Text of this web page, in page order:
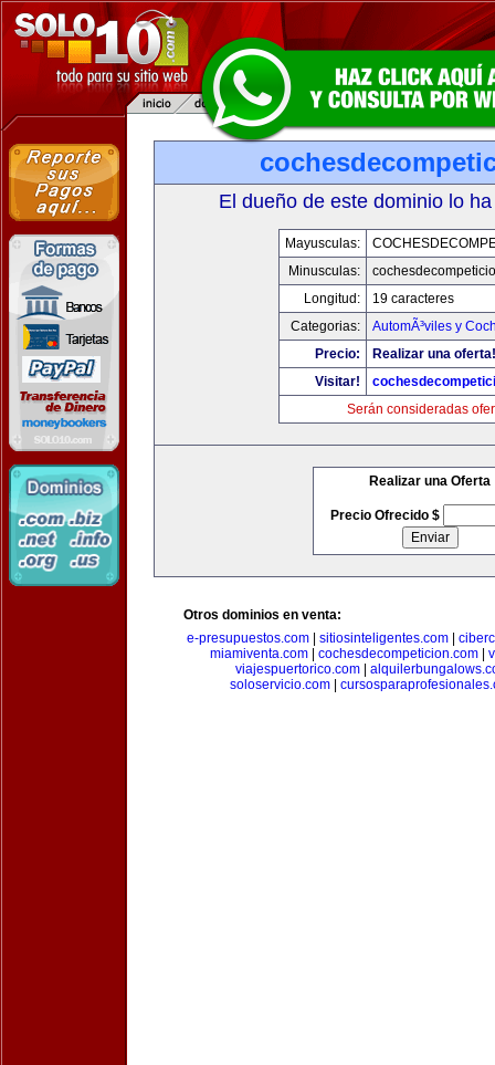
El dueño de este dominio lo
Mayusculas:
Minusculas:
Longitud:
19 caracteres
Categorias:
AutomÃ³viles y
Precio:
Realizar una oferta!
Visitar!
Serán consideradas
Realizar una Oferta
Precio Ofrecido $
Otros dominios en venta:
e-presupuestos.com
sitiosinteligentes.com
miamiventa.com
cochesdecompeticion.com
viajespuertorico.com|
soloservicio.com|